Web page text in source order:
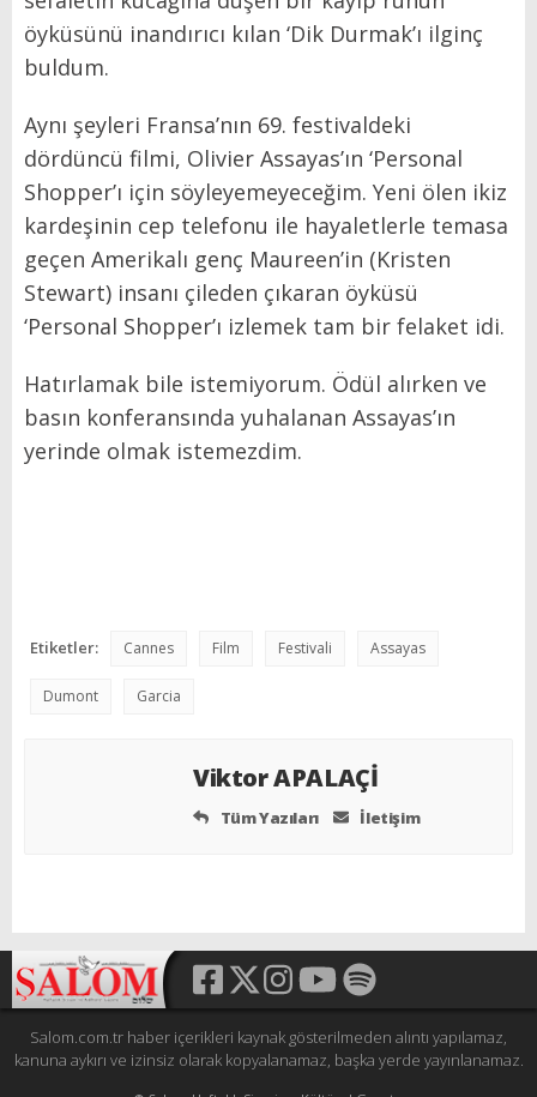
öyküsünü inandırıcı kılan ‘Dik Durmak’ı ilginç
buldum.
Aynı şeyleri Fransa’nın 69. festivaldeki
dördüncü filmi, Olivier Assayas’ın ‘Personal
Shopper’ı için söyleyemeyeceğim. Yeni ölen ikiz
kardeşinin cep telefonu ile hayaletlerle temasa
geçen Amerikalı genç Maureen’in (Kristen
Stewart) insanı çileden çıkaran öyküsü
‘Personal Shopper’ı izlemek tam bir felaket idi.
Hatırlamak bile istemiyorum. Ödül alırken ve
basın konferansında yuhalanan Assayas’ın
yerinde olmak istemezdim.
Etiketler: Cannes Film Festivali Assayas
Dumont Garcia
Viktor APALAÇİ
Tüm Yazıları İletişim
Salom.com.tr haber içerikleri kaynak gösterilmeden alıntı yapılamaz,
kanuna aykırı ve izinsiz olarak kopyalanamaz, başka yerde yayınlanamaz.